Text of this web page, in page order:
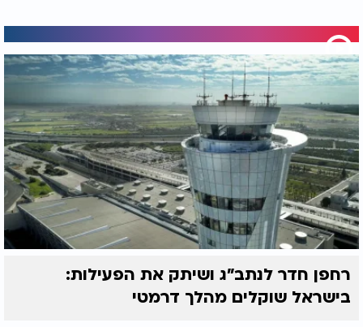
רחפן חדר לנתב"ג ושיתק את הפעילות:
בישראל שוקלים מהלך דרמטי